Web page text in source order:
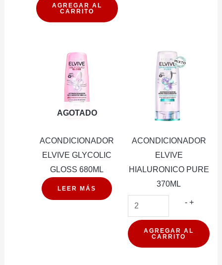
DREAM
LISO
AGREGAR AL
CARRITO
AGOTADO
ACONDICIONADOR
ELVIVE GLYCOLIC
GLOSS 680ML
LEER MÁS
ACONDICIONADOR
ELVIVE
HIALURONICO PURE
370ML
-
PURE
+
AGREGAR AL
CARRITO